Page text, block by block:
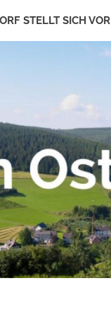
STELLT SICH VOR